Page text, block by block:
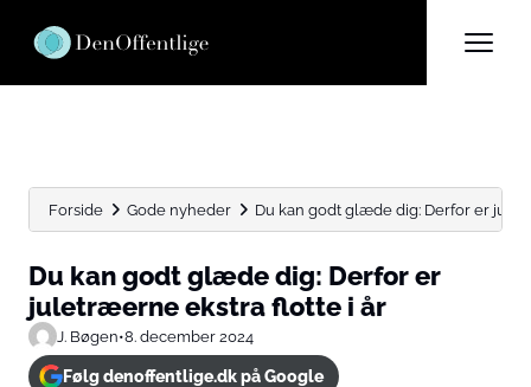
Forside Gode nyheder Du kan godt glæde dig: Derfor er
Du kan godt glæde dig: Derfor er
juletræerne ekstra flotte i år
J. Bøgen•8. december 2024
Følg denoffentlige.dk på Google